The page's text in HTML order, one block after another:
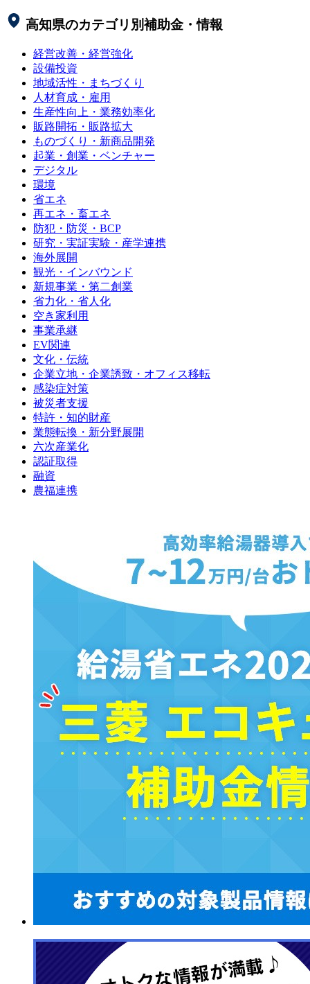
高知県のカテゴリ別補助金・情報
経営改善・経営強化
設備投資
地域活性・まちづくり
人材育成・雇用
生産性向上・業務効率化
販路開拓・販路拡大
ものづくり・新商品開発
起業・創業・ベンチャー
デジタル
環境
省エネ
再エネ・畜エネ
防犯・防災・BCP
研究・実証実験・産学連携
海外展開
観光・インバウンド
新規事業・第二創業
省力化・省人化
空き家利用
事業承継
EV関連
文化・伝統
企業立地・企業誘致・オフィス移転
感染症対策
被災者支援
特許・知的財産
業態転換・新分野展開
六次産業化
認証取得
融資
農福連携